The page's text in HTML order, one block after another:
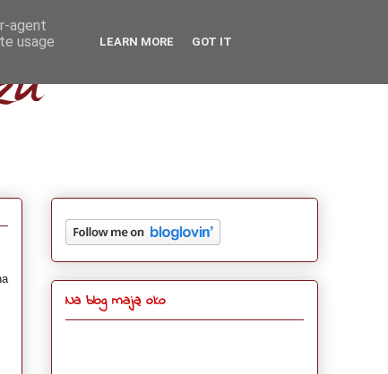
Na blog mają oko
agent
usage
LEARN MORE GOT IT